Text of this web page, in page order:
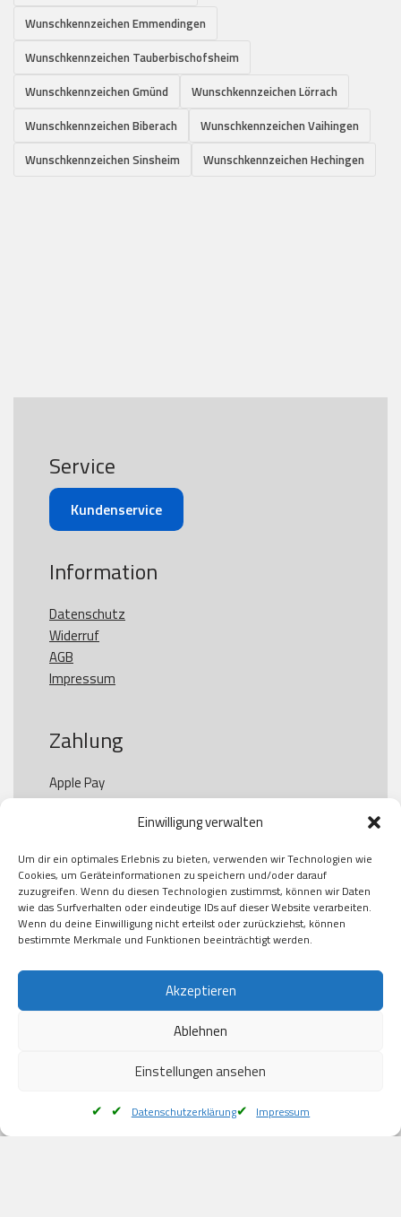
Einwilligung verwalten
Um dir ein optimales Erlebnis zu bieten, verwenden wir Technologien wie
Cookies, um Geräteinformationen zu speichern und/oder darauf
zuzugreifen. Wenn du diesen Technologien zustimmst, können wir Daten
wie das Surfverhalten oder eindeutige IDs auf dieser Website verarbeiten.
Wenn du deine Einwilligung nicht erteilst oder zurückziehst, können
bestimmte Merkmale und Funktionen beeinträchtigt werden.
Akzeptieren
Ablehnen
Einstellungen ansehen
Datenschutzerklärung Impressum
Wunschkennzeichen Emmendingen
Wunschkennzeichen Tauberbischofsheim
Wunschkennzeichen Gmünd
Wunschkennzeichen Lörrach
Wunschkennzeichen Biberach
Wunschkennzeichen Vaihingen
Wunschkennzeichen Sinsheim
Wunschkennzeichen Hechingen
Service
Kundenservice
Information
Datenschutz
Widerruf
AGB
Impressum
Zahlung
Apple Pay
Paypal
Kauf auf Rechung
Klarna
American Express